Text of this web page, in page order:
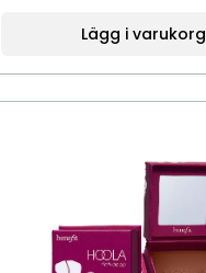
Lägg i varukorg